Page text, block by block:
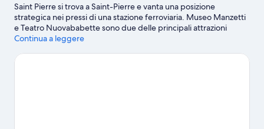
Saint Pierre si trova a Saint-Pierre e vanta una posizione
strategica nei pressi di una stazione ferroviaria. Museo Manzetti
e Teatro Nuovababette sono due delle principali attrazioni
culturali della zona. Tra le altre tappe da non perdere ci sono
di Saint-Pierre
Continua a leggere